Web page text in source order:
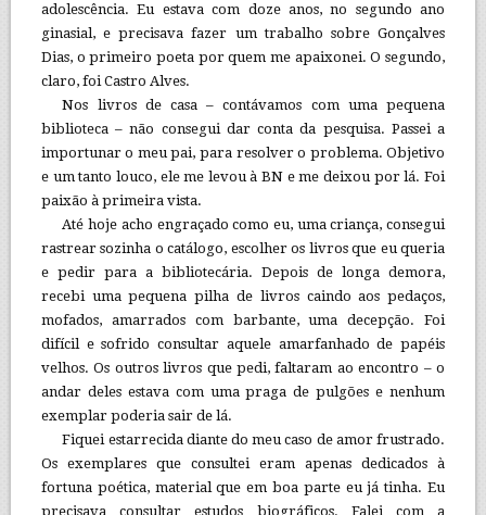
adolescência. Eu estava com doze anos, no segundo ano
ginasial, e precisava fazer um trabalho sobre Gonçalves
Dias, o primeiro poeta por quem me apaixonei. O segundo,
claro, foi Castro Alves.
Nos livros de casa – contávamos com uma pequena
biblioteca – não consegui dar conta da pesquisa. Passei a
importunar o meu pai, para resolver o problema. Objetivo
e um tanto louco, ele me levou à BN e me deixou por lá. Foi
paixão à primeira vista.
Até hoje acho engraçado como eu, uma criança, consegui
rastrear sozinha o catálogo, escolher os livros que eu queria
e pedir para a bibliotecária. Depois de longa demora,
recebi uma pequena pilha de livros caindo aos pedaços,
mofados, amarrados com barbante, uma decepção. Foi
difícil e sofrido consultar aquele amarfanhado de papéis
velhos. Os outros livros que pedi, faltaram ao encontro – o
andar deles estava com uma praga de pulgões e nenhum
exemplar poderia sair de lá.
Fiquei estarrecida diante do meu caso de amor frustrado.
Os exemplares que consultei eram apenas dedicados à
fortuna poética, material que em boa parte eu já tinha. Eu
precisava consultar estudos biográficos. Falei com a